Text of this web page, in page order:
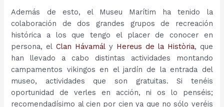
Además de esto, el Museu Marítim ha tenido la
colaboración de dos grandes grupos de recreación
histórica a los que tengo el placer de conocer en
persona, elClan Hávamály Hereus de la Història, que
han llevado a cabo distintas actividades montando
campamentos vikingos en el jardín de la entrada del
museo, actividades que son gratuitas. Si tenéis
oportunidad de verles en acción, ni os lo penséis;
recomendadísimo al cien por cien ya que no sólo veréis